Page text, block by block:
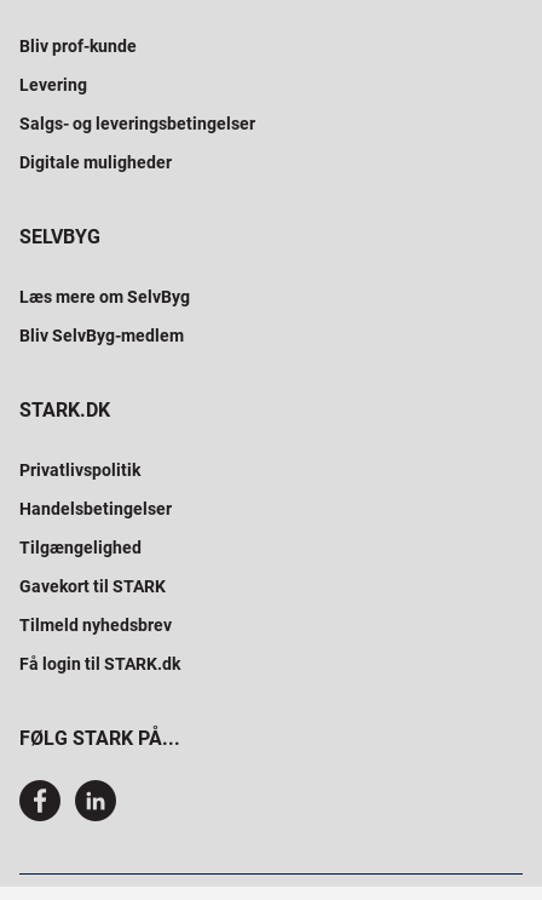
Bliv prof-kunde
Levering
Salgs- og leveringsbetingelser
Digitale muligheder
SELVBYG
Læs mere om SelvByg
Bliv SelvByg-medlem
STARK.DK
Privatlivspolitik
Handelsbetingelser
Tilgængelighed
Gavekort til STARK
Tilmeld nyhedsbrev
Få login til STARK.dk
FØLG STARK PÅ...